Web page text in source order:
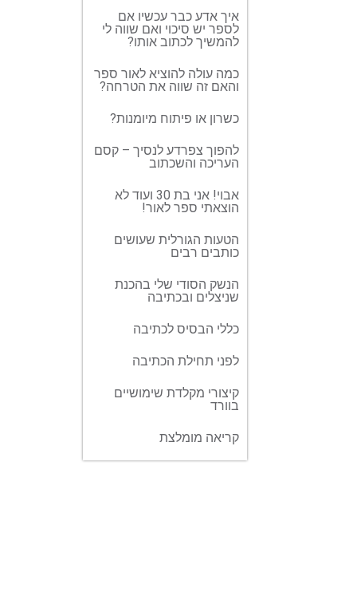
איך אדע כבר עכשיו אם
לספר יש סיכוי ואם שווה לי
להמשיך לכתוב אותו?
כמה עולה להוציא לאור ספר
והאם זה שווה את הטרחה?
כשרון או פיתוח מיומנות?
להפוך צפרדע לנסיך – קסם
העריכה והשכתוב
אבוי! אני בת 30 ועוד לא
הוצאתי ספר לאור!
הטעות הגורלית שעושים
כותבים רבים
הנשק הסודי שלי בהכנת
שניצלים ובכתיבה
כללי הבסיס לכתיבה
לפני תחילת הכתיבה
קיצורי מקלדת שימושיים
בוורד
קריאה מומלצת